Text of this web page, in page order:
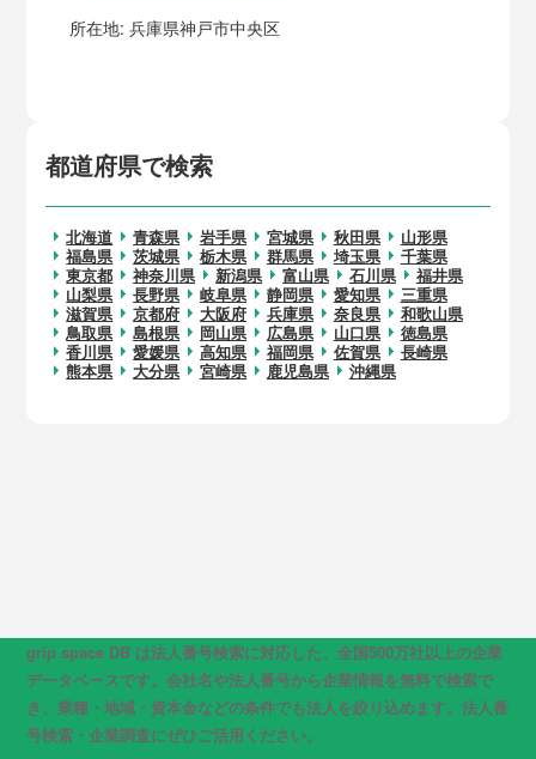
都道府県で検索
北海道 青森県 岩手県 宮城県 秋田県
山形県
福島県
茨城県 栃木県 群馬県 埼玉県
千葉県
東京都
神奈川県 新潟県 富山県 石川県
福井県
山梨県
長野県 岐阜県 静岡県 愛知県
三重県
滋賀県
京都府 大阪府 兵庫県 奈良県
和歌山県
鳥取県
島根県 岡山県 広島県 山口県
徳島県
香川県
愛媛県 高知県 福岡県 佐賀県
長崎県
熊本県
大分県 宮崎県 鹿児島県 沖縄県
所在地:兵庫県神戸市中央区
grip space DB は法人番号検索に対応した、全国500万社以上の企業
データベースです。会社名や法人番号から企業情報を無料で検索で
き、業種・地域・資本金などの条件でも法人を絞り込めます。法人番
号検索・企業調査にぜひご活用ください。